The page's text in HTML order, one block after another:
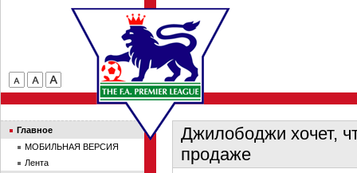
Джилободжи хочет,
продаже
Главное
МОБИЛЬНАЯ ВЕРСИЯ
Лента